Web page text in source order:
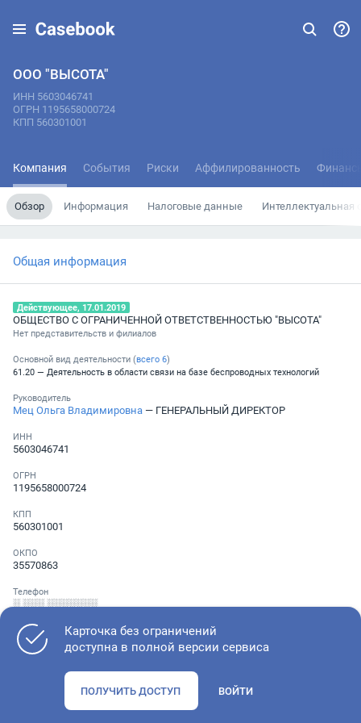
ООО "ВЫСОТА"
ИНН 5603046741
ОГРН 1195658000724
КПП 560301001
Компания События Риски Аффилированность
Обзор Информация Налоговые данные Интеллектуальная
Общая информация
Действующее, 17.01.2019
ОБЩЕСТВО С ОГРАНИЧЕННОЙ ОТВЕТСТВЕННОСТЬЮ "ВЫСОТА"
Нет представительств и филиалов
Основной вид деятельности (всего 6)
61.20 — Деятельность в области связи на базе беспроводных технологий
Руководитель
Мец Ольга Владимировна — ГЕНЕРАЛЬНЫЙ ДИРЕКТОР
ИНН
5603046741
ОГРН
1195658000724
КПП
560301001
ОКПО
35570863
Телефон
░ ░░░ ░░░░░░░
Проверьте учредительные документы, адрес регистрации и
Карточка без ограничений
доступна в полной версии сервиса
ПОЛУЧИТЬ ДОСТУП ВОЙТИ